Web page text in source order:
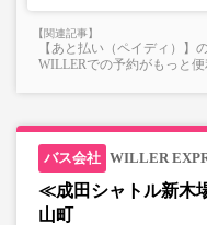
【あと払い（ペイディ）】
WILLERでの予約がもっと便
WILLER
≪成田シャトル新木
山町